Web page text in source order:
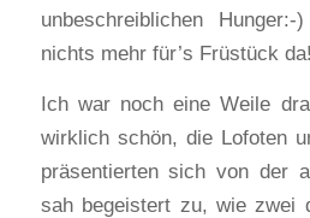
unbeschreiblichen
nichts mehr für’s Früstück da!
Ich war noch eine Weile
wirklich schön, die Lofoten
präsentierten sich von der
sah begeistert zu, wie zwei